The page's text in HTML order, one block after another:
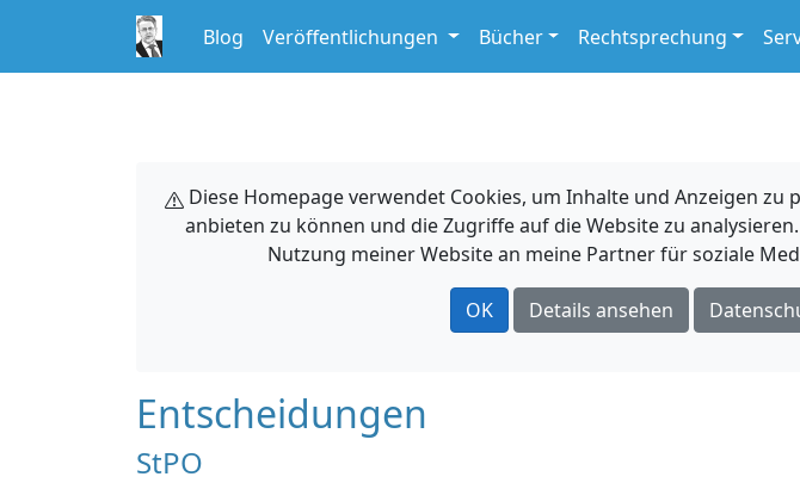
Blog Veröffentlichungen Bücher Rechtsprechung
Diese Homepage verwendet Cookies, um Inhalte und Anzeigen
anbieten zu können und die Zugriffe auf die Website zu
Nutzung meiner Website an meine Partner für soziale
OK Details ansehen
Entscheidungen
StPO